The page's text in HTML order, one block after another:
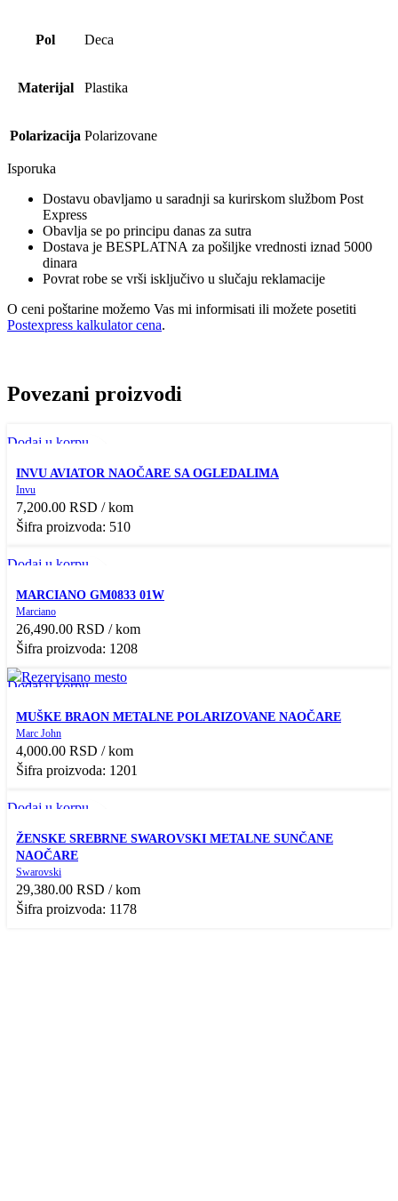
Pol Deca
Materijal Plastika
Polarizacija Polarizovane
Isporuka
Dostavu obavljamo u saradnji sa kurirskom službom Post
Express
Obavlja se po principu danas za sutra
Dostava je BESPLATNA za pošiljke vrednosti iznad 5000
dinara
Povrat robe se vrši isključivo u slučaju reklamacije
O ceni poštarine možemo Vas mi informisati ili možete posetiti
Postexpress kalkulator cena.
Povezani proizvodi
Dodaj u korpu
Add to compare
Dodaj u Listu želja
INVU AVIATOR NAOČARE SA OGLEDALIMA
Invu
7,200.00 RSD / kom
Šifra proizvoda: 510
Dodaj u korpu
Add to compare
Dodaj u Listu želja
MARCIANO GM0833 01W
Marciano
26,490.00 RSD / kom
Šifra proizvoda: 1208
Dodaj u korpu
Add to compare
Dodaj u Listu želja
MUŠKE BRAON METALNE POLARIZOVANE NAOČARE
Marc John
4,000.00 RSD / kom
Šifra proizvoda: 1201
Dodaj u korpu
Add to compare
Dodaj u Listu želja
ŽENSKE SREBRNE SWAROVSKI METALNE SUNČANE
NAOČARE
Swarovski
29,380.00 RSD / kom
Šifra proizvoda: 1178